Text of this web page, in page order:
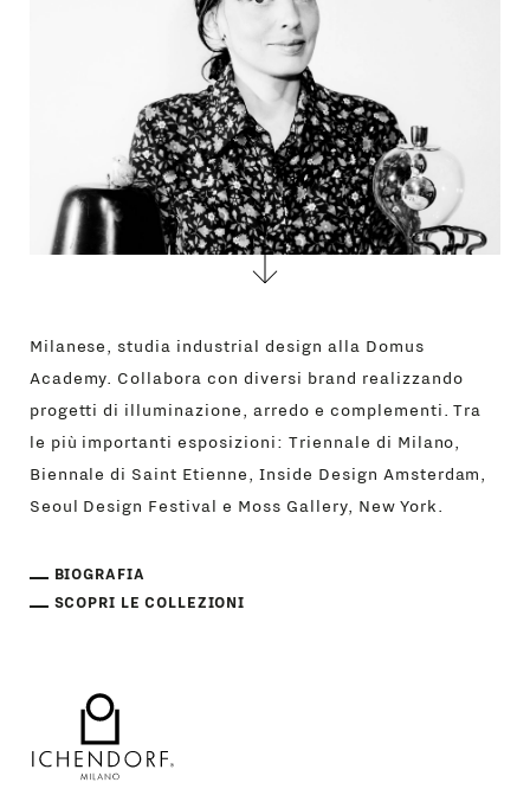
Milanese, studia industrial design alla Domus
Academy. Collabora con diversi brand realizzando
progetti di illuminazione, arredo e complementi. Tra
le più importanti esposizioni: Triennale di Milano,
Biennale di Saint Etienne, Inside Design Amsterdam,
Seoul Design Festival e Moss Gallery, New York.
BIOGRAFIA
SCOPRI LE COLLEZIONI